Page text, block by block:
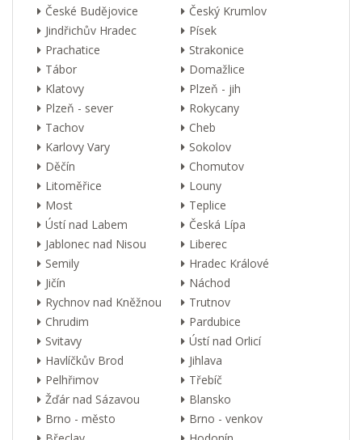
České Budějovice
Český Krumlov
Jindřichův Hradec
Písek
Prachatice
Strakonice
Tábor
Domažlice
Klatovy
Plzeň - jih
Plzeň - sever
Rokycany
Tachov
Cheb
Karlovy Vary
Sokolov
Děčín
Chomutov
Litoměřice
Louny
Most
Teplice
Ústí nad Labem
Česká Lípa
Jablonec nad Nisou
Liberec
Semily
Hradec Králové
Jičín
Náchod
Rychnov nad Kněžnou
Trutnov
Chrudim
Pardubice
Svitavy
Ústí nad Orlicí
Havlíčkův Brod
Jihlava
Pelhřimov
Třebíč
Žďár nad Sázavou
Blansko
Brno - město
Brno - venkov